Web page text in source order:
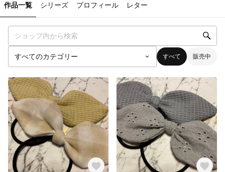
作品一覧 シリーズ プロフィール レター
すべて 販売中